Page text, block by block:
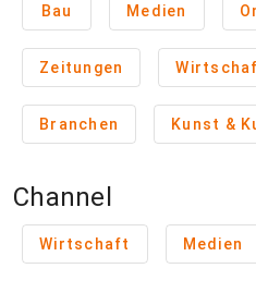
Bau Medien
Zeitungen
Branchen Kunst &
Channel
Wirtschaft Medien